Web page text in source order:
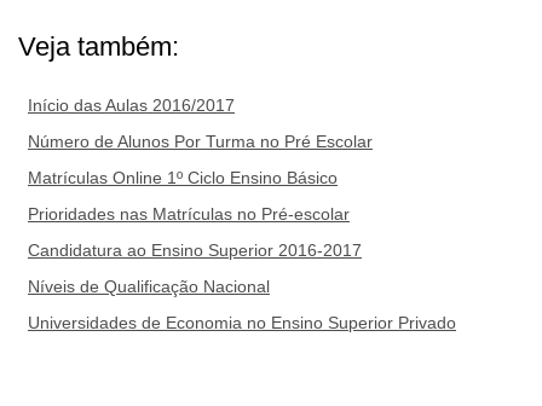
Veja também:
Início das Aulas 2016/2017
Número de Alunos Por Turma no Pré Escolar
Matrículas Online 1º Ciclo Ensino Básico
Prioridades nas Matrículas no Pré-escolar
Candidatura ao Ensino Superior 2016-2017
Níveis de Qualificação Nacional
Universidades de Economia no Ensino Superior Privado